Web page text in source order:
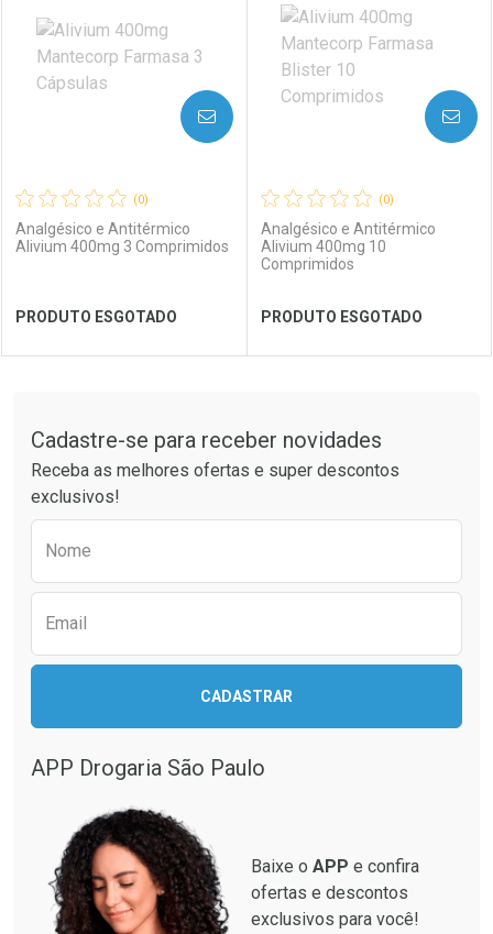
(0)
Analgésico e Antitérmico
Alivium 400mg 3 Comprimidos
PRODUTO ESGOTADO
AVISE-ME
Laboratório
Por Menos
(0)
Analgésico e Antitérmico
Alivium 400mg 10
Comprimidos
PRODUTO ESGOTADO
AVISE-ME
Laboratório
Por Menos
Cadastre-se para receber novidades
Receba as melhores ofertas e super descontos
exclusivos!
Nome
Email
CADASTRAR
APP Drogaria São Paulo
Baixe o APP e confira
ofertas e descontos
exclusivos para você!